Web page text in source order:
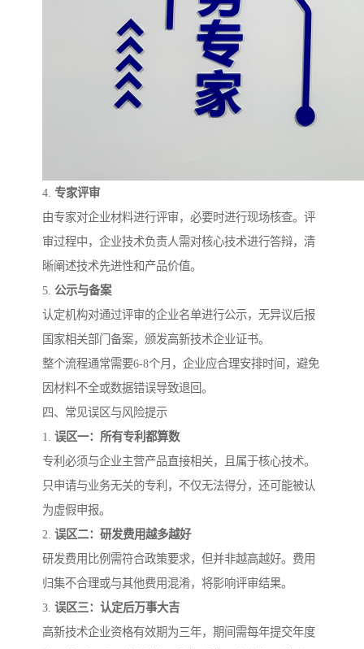
4. 专家评审
由专家对企业材料进行评审，必要时进行现场核查。评
审过程中，企业技术负责人需对核心技术进行答辩，清
晰阐述技术先进性和产品价值。
5. 公示与备案
认定机构对通过评审的企业名单进行公示，无异议后报
国家相关部门备案，颁发高新技术企业证书。
整个流程通常需要6-8个月，企业应合理安排时间，避免
因材料不全或数据错误导致退回。
四、常见误区与风险提示
1. 误区一：所有专利都算数
专利必须与企业主营产品直接相关，且属于核心技术。
只申请与业务无关的专利，不仅无法得分，还可能被认
为虚假申报。
2. 误区二：研发费用越多越好
研发费用比例需符合政策要求，但并非越高越好。费用
归集不合理或与其他费用混淆，将影响评审结果。
3. 误区三：认定后万事大吉
高新技术企业资格有效期为三年，期间需每年提交年度